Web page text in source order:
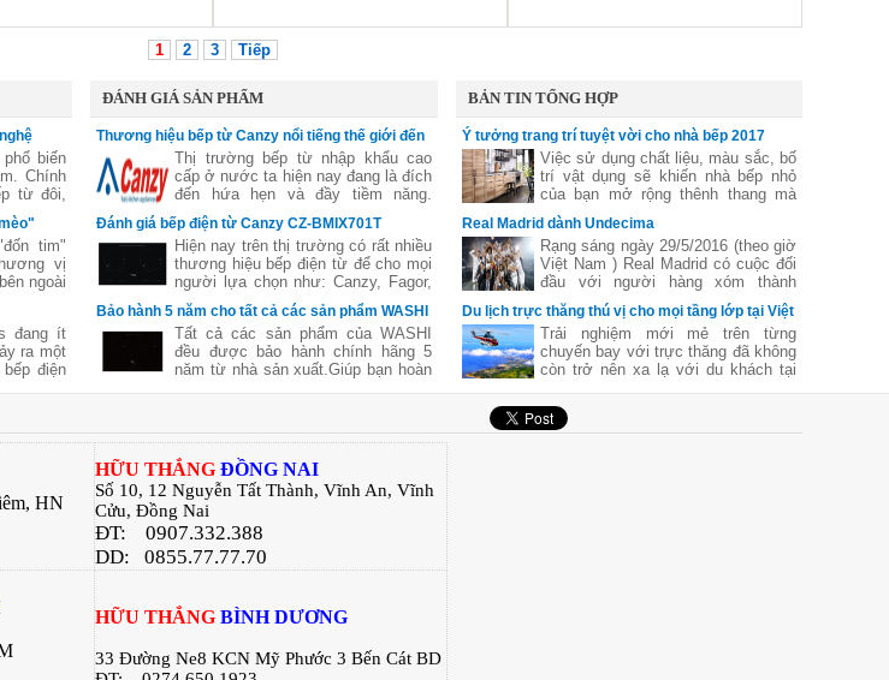
1 2 3 Tiếp
biến
Chính
từ đôi,
lạ. Tuy
tim"
vị
ngoài
ngọt và
dưỡng
nướng
món
tốn quá
phải ra
đang ít
ra một
điện
bếp Hữu
các
cho căn
ĐÁNH GIÁ SẢN PHẨM
Thương hiệu bếp từ Canzy nổi tiếng thế giới đến
từ Italia
Thị trường bếp từ nhập khẩu cao
cấp ở nước ta hiện nay đang là đích
đến hứa hẹn và đầy tiềm năng.
Chính vì thế mà không có gì lạ khi
một vài năm trở lại đây, thị trường
Việt ồ ạt xuất hiện các thương hiệu
bếp từ nổi tiếng trên thế giới như
Taka, washi, Giovani,...
Đánh giá bếp điện từ Canzy CZ-BMIX701T
Hiện nay trên thị trường có rất nhiều
thương hiệu bếp điện từ để cho mọi
người lựa chọn như: Canzy, Fagor,
Chefs, Brandt, Taka... Nòi về dòng
bếp điện từ, trước hết phải nói tới
thương hiệu Canzy. Đây là sản
phẩm nhập khẩu từ Italia - một
thương hiệu nổi tiếng toàn cầu được
đông đảo người tiêu dùng ưa thích
Bảo hành 5 năm cho tất cả các sản phẩm WASHI
Tất cả các sản phẩm của WASHI
đều được bảo hành chính hãng 5
năm từ nhà sản xuất.Giúp bạn hoàn
BẢN TIN TỔNG HỢP
Ý tưởng trang trí tuyệt vời cho nhà bếp 2017
Việc sử dụng chất liệu, màu sắc, bố
trí vật dụng sẽ khiến nhà bếp nhỏ
của bạn mở rộng thênh thang mà
không tốn quá nhiều thời gian, công
sức. Nếu bạn đang tìm kiếm những
ý tưởng đầy cảm hứng để trang trí
cho căn bếp của ban, hãy duyệt qua
bộ sưu tập sáng tạo dưới đây và
bạn sẽ có cảm hứng thiết kế nhà
bếp ngay thôi!
Real Madrid dành Undecima
Rạng sáng ngày 29/5/2016 (theo giờ
Việt Nam ) Real Madrid có cuộc đối
đầu với người hàng xóm thành
Madrid Atletico .
Du lịch trực thăng thú vị cho mọi tầng lớp tại Việt
Nam
Trải nghiệm mới mẻ trên từng
chuyến bay với trực thăng đã không
còn trở nên xa lạ với du khách tại
với mức giá hợp lý.
HN
HỮU THẮNG ĐỒNG NAI
Số 10, 12 Nguyễn Tất Thành, Vĩnh An, Vĩnh
Cửu, Đồng Nai
ĐT:
0907.332.388
DD: 0855.77.77.70
HỮU THẮNG BÌNH DƯƠNG
33 Đường Ne8 KCN Mỹ Phước 3 Bến Cát BD